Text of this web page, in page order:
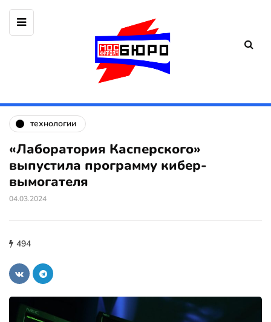
технологии
«Лаборатория Касперского»
выпустила программу кибер-
вымогателя
04.03.2024
494